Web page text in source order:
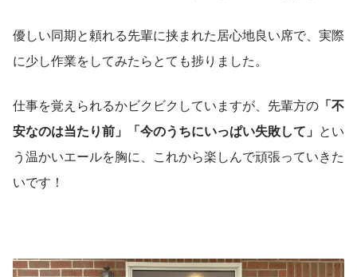
優しい同期と頼れる先輩に挟まれた居心地良い席で、実際
に少し作業をしてみたらとても捗りました。
仕事を覚えられるかビクビクしていますが、先輩方の 「不
安なのは当たり前」「今のうちにいっぱい失敗して」 とい
う温かいエールを胸に、これから楽しんで頑張っていきた
いです！